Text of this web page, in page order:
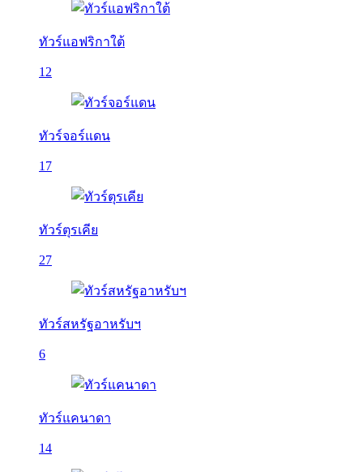
ทัวร์แอฟริกาใต้
12
ทัวร์จอร์แดน
17
ทัวร์ตุรเคีย
27
ทัวร์สหรัฐอาหรับฯ
6
ทัวร์แคนาดา
14